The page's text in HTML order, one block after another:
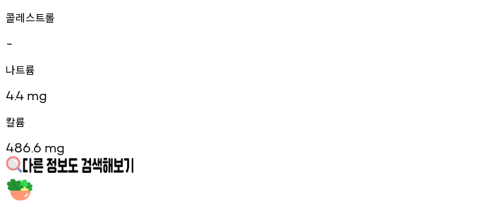
콜레스트롤
-
나트륨
4.4 mg
칼륨
486.6 mg